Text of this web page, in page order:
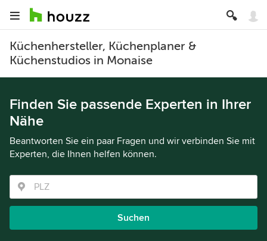
Küchenhersteller, Küchenplaner &
Küchenstudios in Monaise
Finden Sie passende Experten in Ihrer
Nähe
Beantworten Sie ein paar Fragen und wir verbinden Sie mit
Experten, die Ihnen helfen können.
Suchen